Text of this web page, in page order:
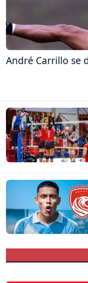
André Carrillo se